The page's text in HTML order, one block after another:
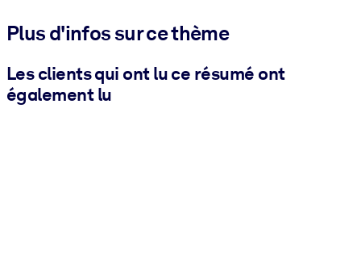
Plus d'infos sur ce thème
Les clients qui ont lu ce résumé ont
également lu